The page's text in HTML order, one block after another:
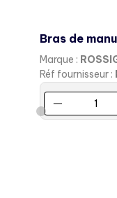
Bras de
Marque :
Réf fournisseur :